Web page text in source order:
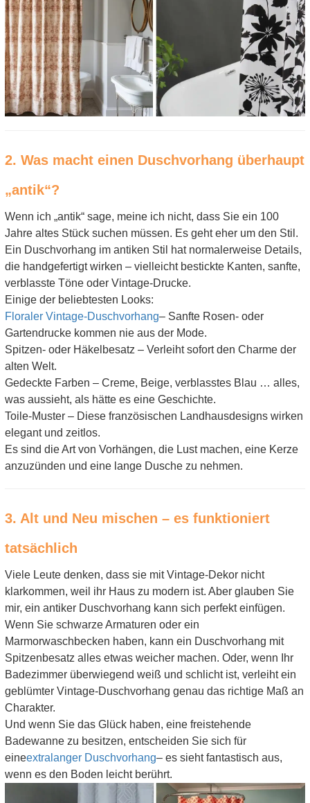
2. Was macht einen Duschvorhang überhaupt
„antik“?
Wenn ich „antik“ sage, meine ich nicht, dass Sie ein 100
Jahre altes Stück suchen müssen. Es geht eher um den Stil.
Ein Duschvorhang im antiken Stil hat normalerweise Details,
die handgefertigt wirken – vielleicht bestickte Kanten, sanfte,
verblasste Töne oder Vintage-Drucke.
Einige der beliebtesten Looks:
Floraler Vintage-Duschvorhang– Sanfte Rosen- oder
Gartendrucke kommen nie aus der Mode.
Spitzen- oder Häkelbesatz – Verleiht sofort den Charme der
alten Welt.
Gedeckte Farben – Creme, Beige, verblasstes Blau … alles,
was aussieht, als hätte es eine Geschichte.
Toile-Muster – Diese französischen Landhausdesigns wirken
elegant und zeitlos.
Es sind die Art von Vorhängen, die Lust machen, eine Kerze
anzuzünden und eine lange Dusche zu nehmen.
3. Alt und Neu mischen – es funktioniert
tatsächlich
Viele Leute denken, dass sie mit Vintage-Dekor nicht
klarkommen, weil ihr Haus zu modern ist. Aber glauben Sie
mir, ein antiker Duschvorhang kann sich perfekt einfügen.
Wenn Sie schwarze Armaturen oder ein
Marmorwaschbecken haben, kann ein Duschvorhang mit
Spitzenbesatz alles etwas weicher machen. Oder, wenn Ihr
Badezimmer überwiegend weiß und schlicht ist, verleiht ein
geblümter Vintage-Duschvorhang genau das richtige Maß an
Charakter.
Und wenn Sie das Glück haben, eine freistehende
Badewanne zu besitzen, entscheiden Sie sich für
eineextralanger Duschvorhang– es sieht fantastisch aus,
wenn es den Boden leicht berührt.